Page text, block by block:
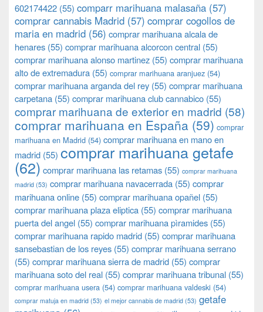
602174422 (55) comparr marihuana malasaña (57)
comprar cannabis Madrid (57) comprar cogollos de
maria en madrid (56) comprar marihuana alcala de
henares (55) comprar marihuana alcorcon central (55)
comprar marihuana alonso martinez (55) comprar marihuana
alto de extremadura (55) comprar marihuana aranjuez (54)
comprar marihuana arganda del rey (55) comprar marihuana
carpetana (55) comprar marihuana club cannabico (55)
comprar marihuana de exterior en madrid (58)
comprar marihuana en España (59) comprar
marihuana en Madrid (54) comprar marihuana en mano en
madrid (55) comprar marihuana getafe
(62) comprar marihuana las retamas (55) comprar marihuana
madrid (53) comprar marihuana navacerrada (55) comprar
marihuana online (55) comprar marihuana opañel (55)
comprar marihuana plaza eliptica (55) comprar marihuana
puerta del angel (55) comprar marihuana pìramides (55)
comprar marihuana rapido madrid (55) comprar marihuana
sansebastian de los reyes (55) comprar marihuana serrano
(55) comprar marihuana sierra de madrid (55) comprar
marihuana soto del real (55) comprar marihuana tribunal (55)
comprar marihuana usera (54) comprar marihuana valdeski (54)
comprar matuja en madrid (53) el mejor cannabis de madrid (53) getafe